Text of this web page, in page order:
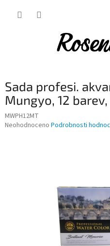
Sada profesi.
Mungyo, 12
MWPH12MT
Průměrné
Neohodnoceno Podrobnosti